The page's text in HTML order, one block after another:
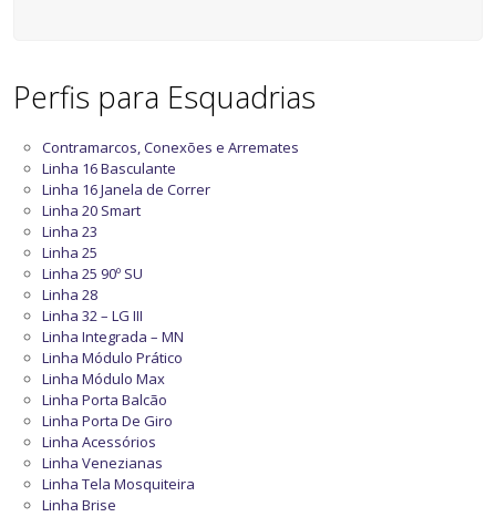
Perfis para Esquadrias
Contramarcos, Conexões e Arremates
Linha 16 Basculante
Linha 16 Janela de Correr
Linha 20 Smart
Linha 23
Linha 25
Linha 25 90º SU
Linha 28
Linha 32 – LG III
Linha Integrada – MN
Linha Módulo Prático
Linha Módulo Max
Linha Porta Balcão
Linha Porta De Giro
Linha Acessórios
Linha Venezianas
Linha Tela Mosquiteira
Linha Brise